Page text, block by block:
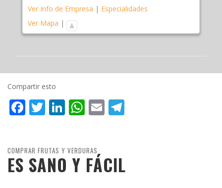
Ver Info de Empresa | Especialidades
Ver Mapa |
Compartir esto
Facebook
Twitter
LinkedIn
WhatsApp
Email
COMPRAR FRUTAS Y VERDURAS
ES SANO Y FÁCIL